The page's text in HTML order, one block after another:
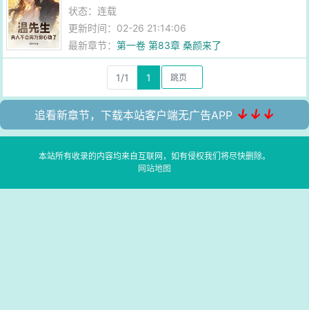
状态：连载
更新时间：02-26 21:14:06
最新章节：第一卷 第83章 桑颜来了
1/1 1
追看新章节，下载本站客户端无广告APP ↓↓↓
本站所有收录的内容均来自互联网，如有侵权我们将尽快删除。
网站地图